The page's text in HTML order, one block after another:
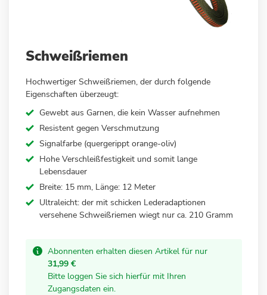
Anfang
Bildergalerie
springen
Schweißriemen
Hochwertiger Schweißriemen, der durch folgende
Eigenschaften überzeugt:
Gewebt aus Garnen, die kein Wasser aufnehmen
Resistent gegen Verschmutzung
Signalfarbe (quergerippt orange-oliv)
Hohe Verschleißfestigkeit und somit lange
Lebensdauer
Breite: 15 mm, Länge: 12 Meter
Ultraleicht: der mit schicken Lederadaptionen
versehene Schweißriemen wiegt nur ca. 210 Gramm
Abonnenten erhalten diesen Artikel für nur
31,99 €
Bitte loggen Sie sich hierfür mit Ihren
Zugangsdaten ein.